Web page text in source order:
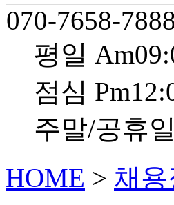
070-7658-7888
평일
점심
주말/공휴
HOME > 채용